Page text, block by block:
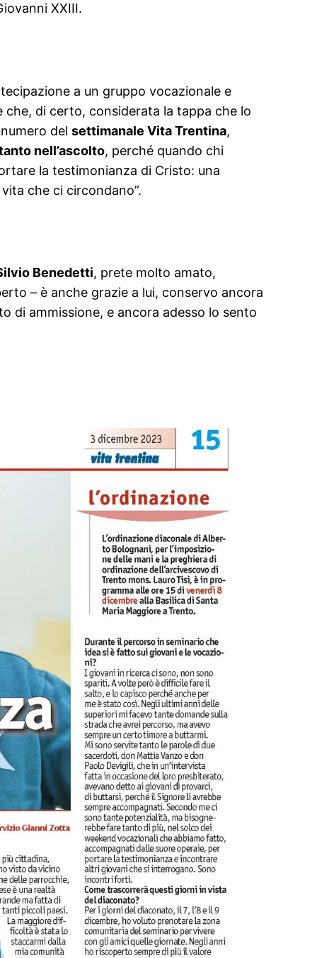
XXIII.
a un gruppo vocazionale e
che, di certo, considerata la tappa che lo
delsettimanale Vita Trentina,
nell’ascolto, perché quando chi
la testimonianza di Cristo: una
che ci circondano”.
Benedetti, prete molto amato,
– è anche grazie a lui, conservo ancora
di ammissione, e ancora adesso lo sento